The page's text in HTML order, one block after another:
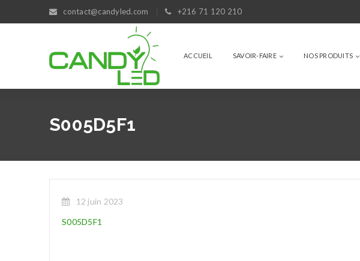
contact@candyled.com +216 71 120 210
ACCUEIL SAVOIR-FAIRE NOS PRODUITS
S005D5F1
12 juin 2023
S005D5F1